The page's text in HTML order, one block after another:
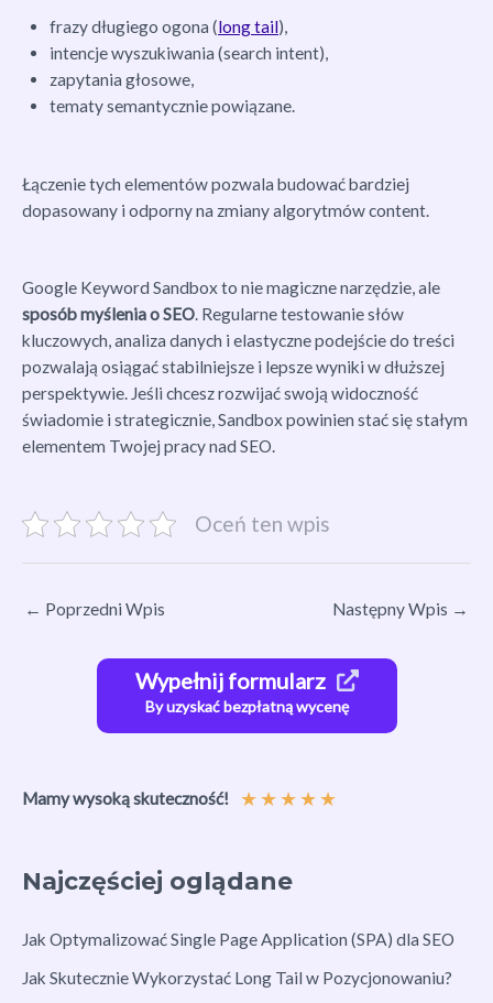
frazy długiego ogona (long tail),
intencje wyszukiwania (search intent),
zapytania głosowe,
tematy semantycznie powiązane.
Łączenie tych elementów pozwala budować bardziej
dopasowany i odporny na zmiany algorytmów content.
Google Keyword Sandbox to nie magiczne narzędzie, ale
sposób myślenia o SEO. Regularne testowanie słów
kluczowych, analiza danych i elastyczne podejście do treści
pozwalają osiągać stabilniejsze i lepsze wyniki w dłuższej
perspektywie. Jeśli chcesz rozwijać swoją widoczność
świadomie i strategicznie, Sandbox powinien stać się stałym
elementem Twojej pracy nad SEO.
Oceń ten wpis
← Poprzedni Wpis Następny Wpis →
Wypełnij formularz
By uzyskać bezpłatną wycenę
Mamy wysoką skuteczność! ★★★★★
Najczęściej oglądane
Jak Optymalizować Single Page Application (SPA) dla SEO
Jak Skutecznie Wykorzystać Long Tail w Pozycjonowaniu?